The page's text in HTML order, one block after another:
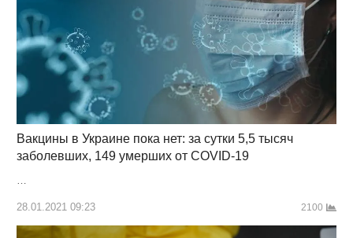
Вакцины в Украине пока нет: за сутки 5,5 тысяч
заболевших, 149 умерших от COVID-19
…
28.01.2021 09:23 2100